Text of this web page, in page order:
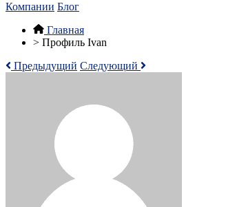
Компании Блог
Главная
> Профиль Ivan
Предыдущий Следующий